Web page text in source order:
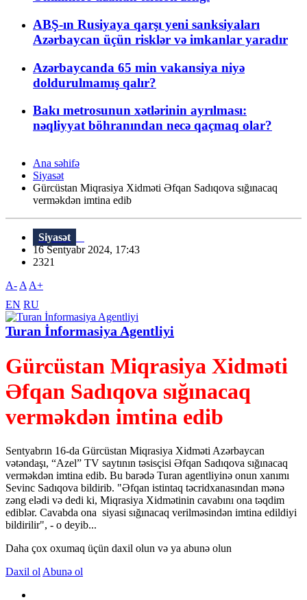
ABŞ-ın Rusiyaya qarşı yeni sanksiyaları
Azərbaycan üçün risklər və imkanlar yaradır
Azərbaycanda 65 min vakansiya niyə
doldurulmamış qalır?
Bakı metrosunun xətlərinin ayrılması:
nəqliyyat böhranından necə qaçmaq olar?
Ana səhifə
Siyasət
Gürcüstan Miqrasiya Xidməti Əfqan Sadıqova sığınacaq
verməkdən imtina edib
Siyasət
16 Sentyabr 2024, 17:43
2321
A- A A+
EN RU
Turan İnformasiya Agentliyi
Gürcüstan Miqrasiya Xidməti
Əfqan Sadıqova sığınacaq
verməkdən imtina edib
Sentyabrın 16-da Gürcüstan Miqrasiya Xidməti Azərbaycan
vətəndaşı, “Azel” TV saytının təsisçisi Əfqan Sadıqova sığınacaq
verməkdən imtina edib. Bu barədə Turan agentliyinə onun xanımı
Sevinc Sadıqova bildirib. "Əfqan istintaq təcridxanasından mənə
zəng elədi və dedi ki, Miqrasiya Xidmətinin cavabını ona təqdim
ediblər. Cavabda ona siyasi sığınacaq verilməsindən imtina edildiyi
bildirilir", - o deyib...
Daha çox oxumaq üçün daxil olun və ya abunə olun
Daxil ol Abunə ol